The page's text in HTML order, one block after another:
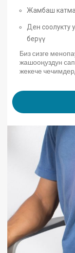
Жамбаш
Ден соолукту
берүү
Биз сизге
жашооңуздун
жекече